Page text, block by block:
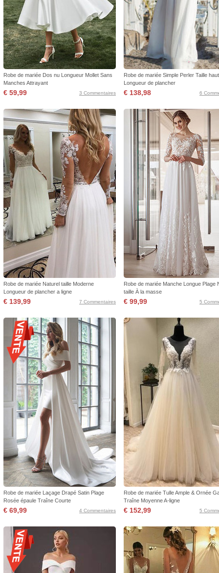
Robe de mariée Dos nu Longueur Mollet Sans
Manches Attrayant
€ 59,99 3 Commentaires
Robe de mariée Simple Perler Taille
Longueur de plancher
€ 138,98 6
Robe de mariée Naturel taille Moderne
Longueur de plancher a ligne
€ 139,99 7 Commentaires
Robe de mariée Manche Longue Plage
taille À la masse
€ 99,99 5
Robe de mariée Laçage Drapé Satin Plage
Rosée épaule Traîne Courte
€ 69,99 4 Commentaires
Robe de mariée Tulle Ample & Ornée
Traîne Moyenne A-ligne
€ 152,99 5